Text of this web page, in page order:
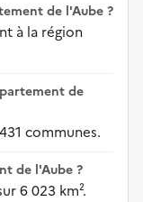
de l'Aube ?
à la région
de
communes.
de l'Aube ?
6 023 km².